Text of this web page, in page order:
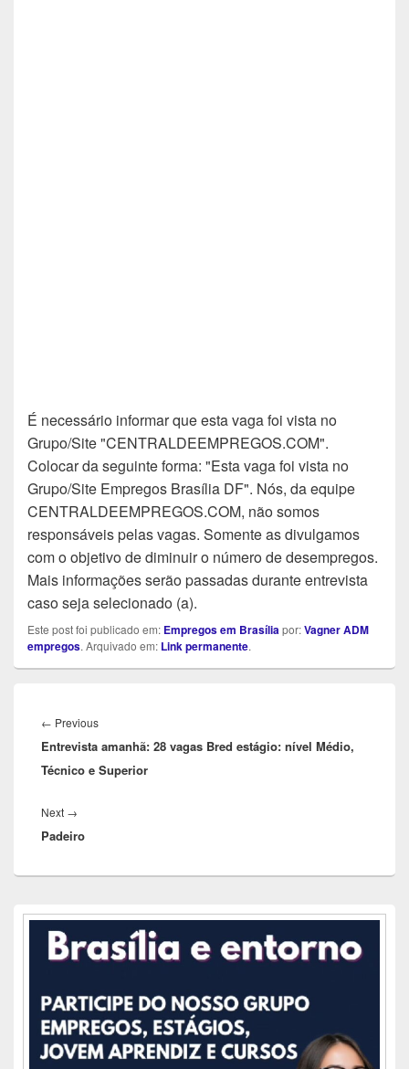
É necessário informar que esta vaga foi vista no
Grupo/Site "CENTRALDEEMPREGOS.COM".
Colocar da seguinte forma: "Esta vaga foi vista no
Grupo/Site Empregos Brasília DF". Nós, da equipe
CENTRALDEEMPREGOS.COM, não somos
responsáveis pelas vagas. Somente as divulgamos
com o objetivo de diminuir o número de desempregos.
Mais informações serão passadas durante entrevista
caso seja selecionado (a).
Este post foi publicado em: Empregos em Brasíliapor:Vagner ADM
empregos. Arquivado em: Link permanente.
de
Post
← PreviousPrevious
post:
Entrevista amanhã: 28 vagas Bred estágio: nível Médio,
Técnico e Superior
Next →
post:
Padeiro
Área